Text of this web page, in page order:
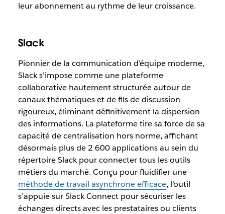
leur abonnement au rythme de leur croissance.
Slack
Pionnier de la communication d’équipe moderne,
Slack s’impose comme une plateforme
collaborative hautement structurée autour de
canaux thématiques et de fils de discussion
rigoureux, éliminant définitivement la dispersion
des informations. La plateforme tire sa force de sa
capacité de centralisation hors norme, affichant
désormais plus de 2 600 applications au sein du
répertoire Slack pour connecter tous les outils
métiers du marché. Conçu pour fluidifier une
méthode de travail asynchrone efficace, l’outil
s’appuie sur Slack Connect pour sécuriser les
échanges directs avec les prestataires ou clients